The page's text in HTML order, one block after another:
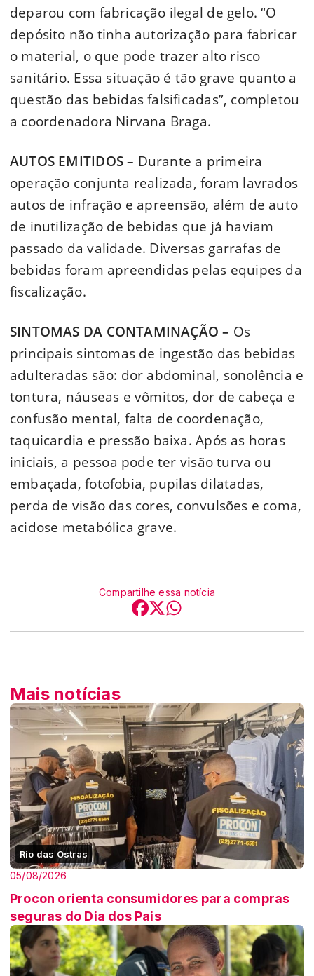
deparou com fabricação ilegal de gelo. “O
depósito não tinha autorização para fabricar
o material, o que pode trazer alto risco
sanitário. Essa situação é tão grave quanto a
questão das bebidas falsificadas”, completou
a coordenadora Nirvana Braga.
AUTOS EMITIDOS – Durante a primeira
operação conjunta realizada, foram lavrados
autos de infração e apreensão, além de auto
de inutilização de bebidas que já haviam
passado da validade. Diversas garrafas de
bebidas foram apreendidas pelas equipes da
fiscalização.
SINTOMAS DA CONTAMINAÇÃO – Os
principais sintomas de ingestão das bebidas
adulteradas são: dor abdominal, sonolência e
tontura, náuseas e vômitos, dor de cabeça e
confusão mental, falta de coordenação,
taquicardia e pressão baixa. Após as horas
iniciais, a pessoa pode ter visão turva ou
embaçada, fotofobia, pupilas dilatadas,
perda de visão das cores, convulsões e coma,
acidose metabólica grave.
Compartilhe essa notícia
Mais notícias
Rio das Ostras
05/08/2026
Procon orienta consumidores para compras
seguras do Dia dos Pais